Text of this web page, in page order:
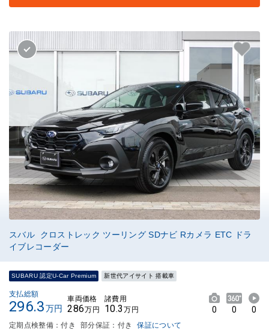
スバル クロストレック ツーリング SDナビ Rカメラ ETC ドラ
イブレコーダー
SUBARU 認定U-Car Premium 新世代アイサイト 搭載車
支払総額
296.3万円
車両価格
286万円
諸費用
10.3 万円 0 0 0
定期点検整備：付き 部分保証：付き 保証について